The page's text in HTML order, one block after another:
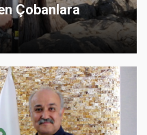
Çobanlara